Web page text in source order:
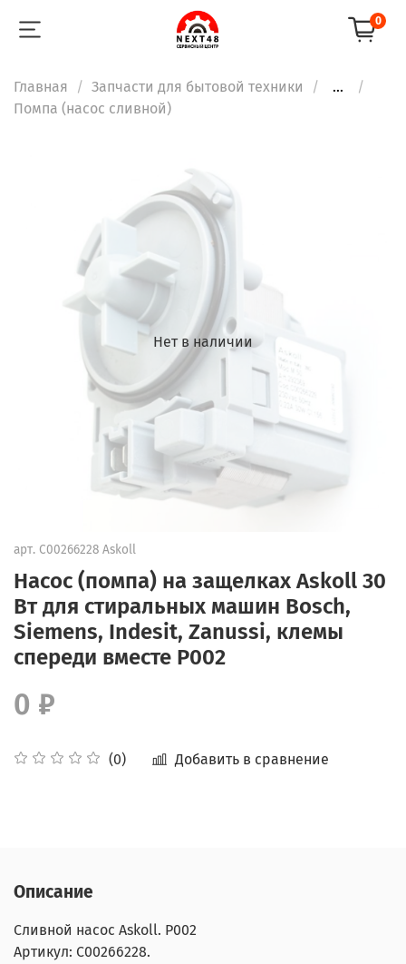
0
Главная Запчасти для бытовой техники
...
Помпа (насос сливной)
Нет в наличии
арт. C00266228 Askoll
Насос (помпа) на защелках Askoll 30
Вт для стиральных машин Bosch,
Siemens, Indesit, Zanussi, клемы
спереди вместе P002
(0) Добавить в сравнение
0 ₽
Описание
Сливной насос Askoll. P002
Артикул: C00266228.